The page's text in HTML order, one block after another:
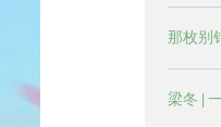
那枚别
梁冬 |